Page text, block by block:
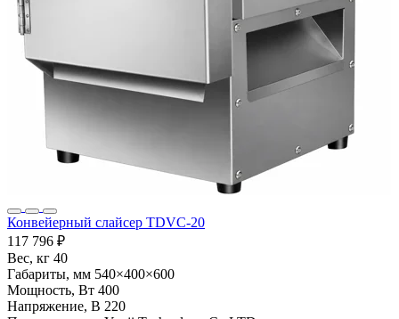
Конвейерный слайсер TDVC-20
117 796 ₽
Вес, кг 40
Габариты, мм 540×400×600
Мощность, Вт 400
Напряжение, В 220